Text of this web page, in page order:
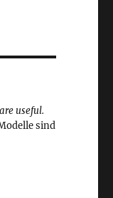
useful.
sind